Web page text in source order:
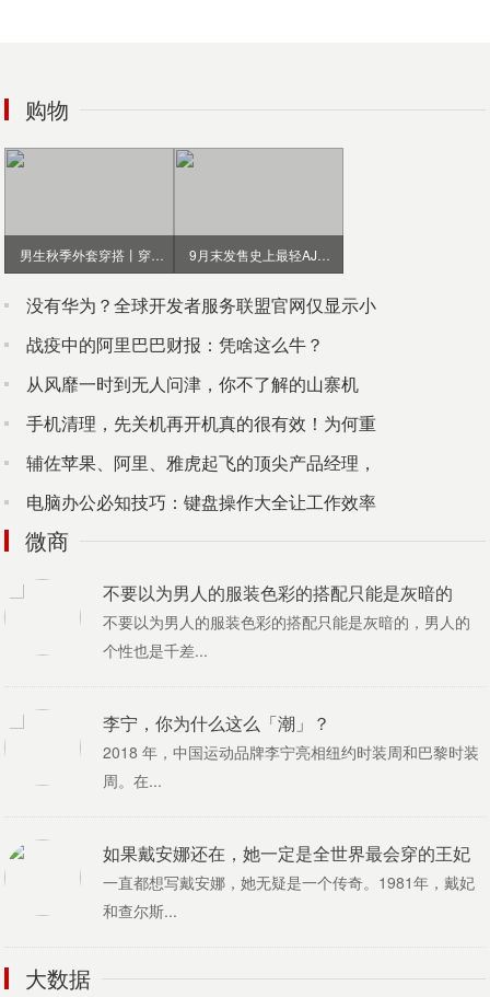
购物
没有华为？全球开发者服务联盟官网仅显示小
战疫中的阿里巴巴财报：凭啥这么牛？
从风靡一时到无人问津，你不了解的山寨机
手机清理，先关机再开机真的很有效！为何重
辅佐苹果、阿里、雅虎起飞的顶尖产品经理，
电脑办公必知技巧：键盘操作大全让工作效率
微商
李宁，你为什么这么「潮」？
2018 年，中国运动品牌李宁亮相纽约时装周和巴黎时装
周。在...
如果戴安娜还在，她一定是全世界最会穿的王妃
一直都想写戴安娜，她无疑是一个传奇。1981年，戴妃
不要以为男人的服装色彩的搭配只能是灰暗的
不要以为男人的服装色彩的搭配只能是灰暗的，男人的
个性也是千差...
李宁，你为什么这么「潮」？
2018 年，中国运动品牌李宁亮相纽约时装周和巴黎时装
周。在...
如果戴安娜还在，她一定是全世界最会穿的王妃
一直都想写戴安娜，她无疑是一个传奇。1981年，戴妃
和查尔斯...
不要以为男人的服装色彩的搭配只能是灰暗的
大数据